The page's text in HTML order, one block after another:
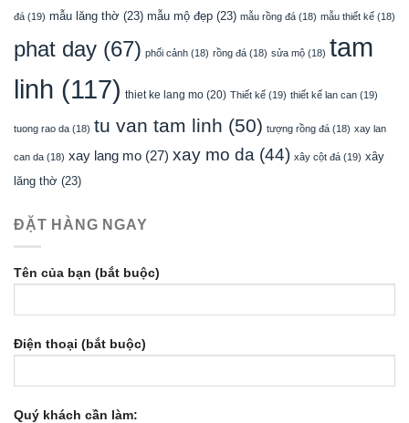
đá (19) mẫu lăng thờ (23) mẫu mộ đẹp (23) mẫu rồng đá (18) mẫu thiết kế (18)
phat day (67) phối cảnh (18) rồng đá (18) sửa mộ (18) tam
linh (117) thiet ke lang mo (20) Thiết kế (19) thiết kế lan can (19)
tuong rao da (18) tu van tam linh (50) tượng rồng đá (18) xay lan
can da (18) xay lang mo (27) xay mo da (44) xây cột đá (19) xây
lăng thờ (23)
ĐẶT HÀNG NGAY
Tên của bạn (bắt buộc)
Điện thoại (bắt buộc)
Quý khách cần làm: